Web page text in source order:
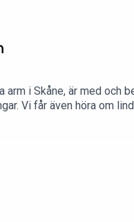
i Skåne, är med och
Vi får även höra om